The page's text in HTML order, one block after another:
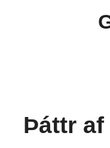
Þáttr